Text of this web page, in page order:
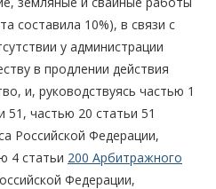
составила 10%), в связи с
у администрации
в продлении действия
и, руководствуясь частью 1
51, частью 20 статьи 51
Российской Федерации,
4 статьи 200 Арбитражного
Федерации,